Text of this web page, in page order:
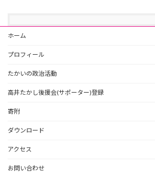
ホーム
プロフィール
たかいの政治活動
高井たかし後援会(サポーター)登録
寄附
ダウンロード
アクセス
お問い合わせ